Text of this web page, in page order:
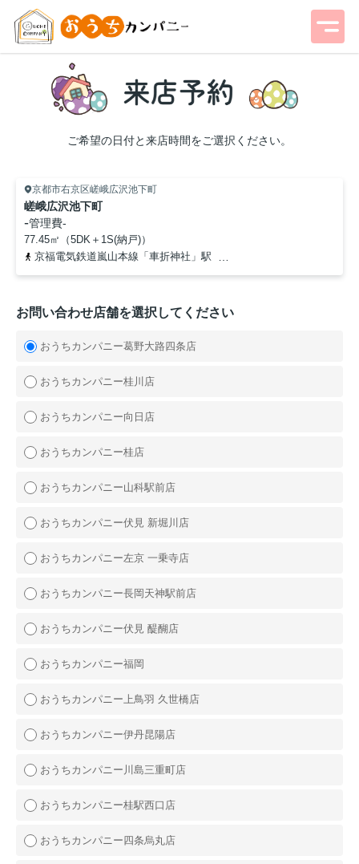
ご希望の日付と来店時間をご選択ください。
京都市右京区嵯峨広沢池下町
嵯峨広沢池下町
-管理費-
77.45㎡（5DK＋1S(納戸)）
京福電気鉄道嵐山本線「車折神社」駅
お問い合わせ店舗を選択してください
おうちカンパニー葛野大路四条店
おうちカンパニー桂川店
おうちカンパニー向日店
おうちカンパニー桂店
おうちカンパニー山科駅前店
おうちカンパニー伏見 新堀川店
おうちカンパニー左京 一乗寺店
おうちカンパニー長岡天神駅前店
おうちカンパニー伏見 醍醐店
おうちカンパニー福岡
おうちカンパニー上鳥羽 久世橋店
おうちカンパニー伊丹昆陽店
おうちカンパニー川島三重町店
おうちカンパニー桂駅西口店
おうちカンパニー四条烏丸店